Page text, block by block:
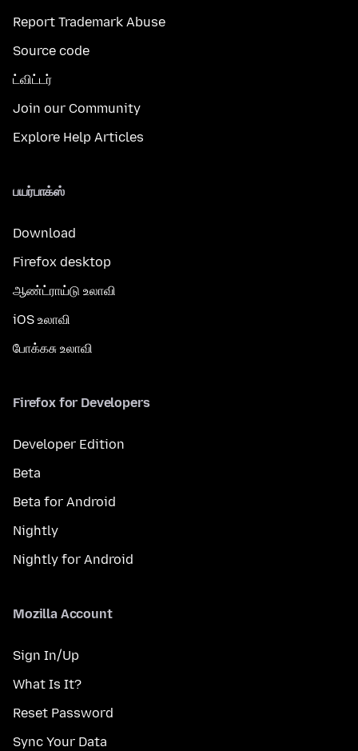
Report Trademark Abuse
Source code
ட்விட்டர்
Join our Community
Explore Help Articles
பயர்பாக்ஸ்
Download
Firefox desktop
ஆண்ட்ராய்டு உலாவி
iOS உலாவி
போக்கசு உலாவி
Firefox for Developers
Developer Edition
Beta
Beta for Android
Nightly
Nightly for Android
Mozilla Account
Sign In/Up
What Is It?
Reset Password
Sync Your Data